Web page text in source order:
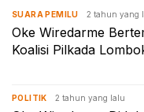
SUARA PEMILU 2 tahun yang
Oke Wiredarme
Koalisi Pilkada
POLITIK 2 tahun yang lalu